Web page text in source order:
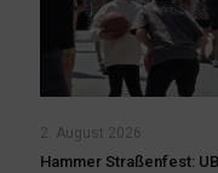
2. August 2026
Hammer Straßenfest: